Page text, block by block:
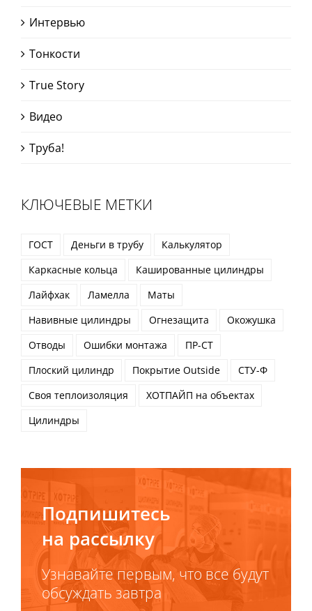
Интервью
Тонкости
True Story
Видео
Труба!
КЛЮЧЕВЫЕ МЕТКИ
ГОСТ Деньги в трубу
Калькулятор
Каркасные кольца
Кашированные цилиндры
Лайфхак
Ламелла
Маты
Навивные цилиндры
Огнезащита
Окожушка
Отводы
Ошибки монтажа
ПР-СТ
Плоский цилиндр
Покрытие Outside
СТУ-Ф
Своя теплоизоляция
ХОТПАЙП на объектах
Цилиндры
Подпишитесь
на рассылку
Узнавайте первым, что все будут
обсуждать завтра